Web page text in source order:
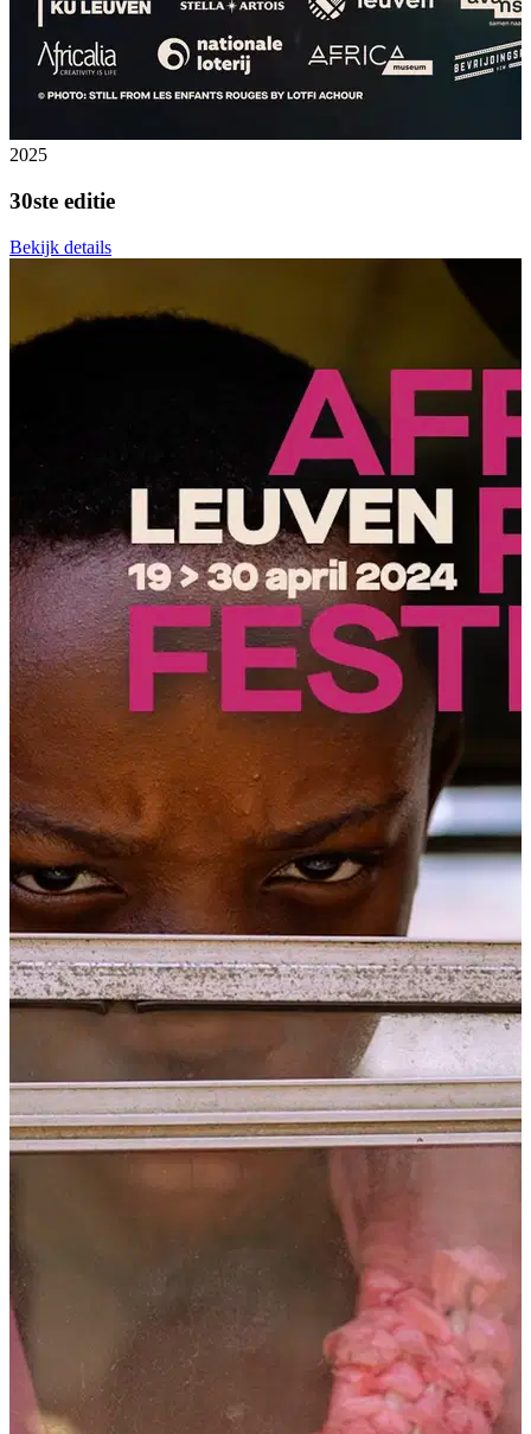
2025
30ste editie
Bekijk details